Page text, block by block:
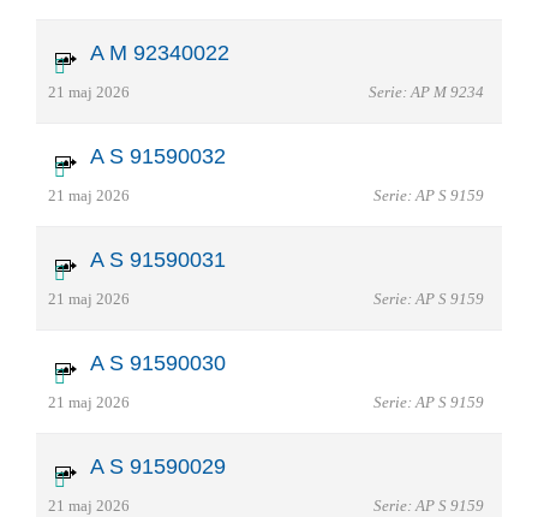
A M 92340022
21 maj 2026 Serie: AP M 9234
A S 91590032
21 maj 2026 Serie: AP S 9159
A S 91590031
21 maj 2026 Serie: AP S 9159
A S 91590030
21 maj 2026 Serie: AP S 9159
A S 91590029
21 maj 2026 Serie: AP S 9159